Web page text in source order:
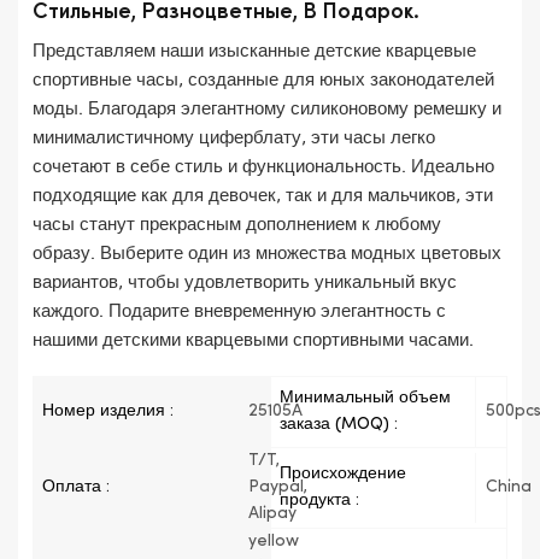
Стильные, Разноцветные, В Подарок.
Представляем наши изысканные детские кварцевые
спортивные часы, созданные для юных законодателей
моды. Благодаря элегантному силиконовому ремешку и
минималистичному циферблату, эти часы легко
сочетают в себе стиль и функциональность. Идеально
подходящие как для девочек, так и для мальчиков, эти
часы станут прекрасным дополнением к любому
образу. Выберите один из множества модных цветовых
вариантов, чтобы удовлетворить уникальный вкус
каждого. Подарите вневременную элегантность с
нашими детскими кварцевыми спортивными часами.
Номер изделия : 25105A
Минимальный объем
заказа (MOQ) :
500pcs
Оплата :
T/T,
Paypal,
Alipay
Происхождение
продукта :
China
yellow